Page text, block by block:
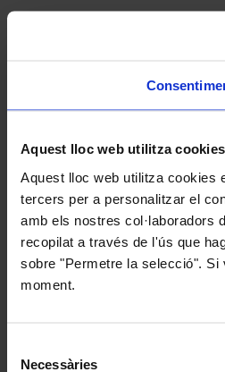
Aquest lloc web utilitza cookies
Aquest lloc web utilitza cookies
tercers per a personalitzar el
amb els nostres col·laboradors
recopilat a través de l'ús que
sobre "Permetre la selecció".
moment.
Necessàries